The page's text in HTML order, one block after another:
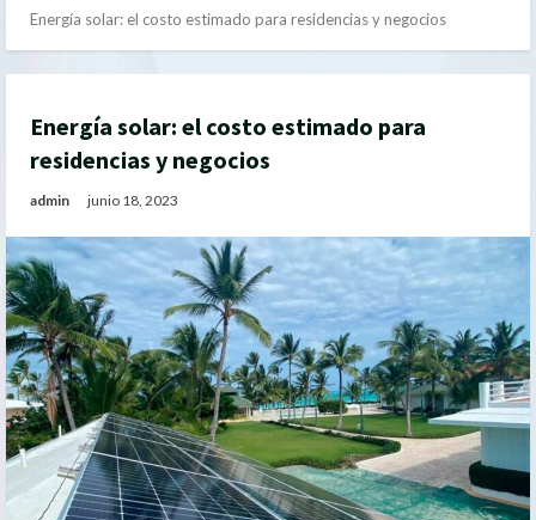
Energía solar: el costo estimado para residencias y negocios
Energía solar: el costo estimado para
residencias y negocios
admin junio 18, 2023